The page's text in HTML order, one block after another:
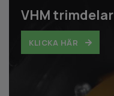
VHM trimdelar
KLICKA HÄR